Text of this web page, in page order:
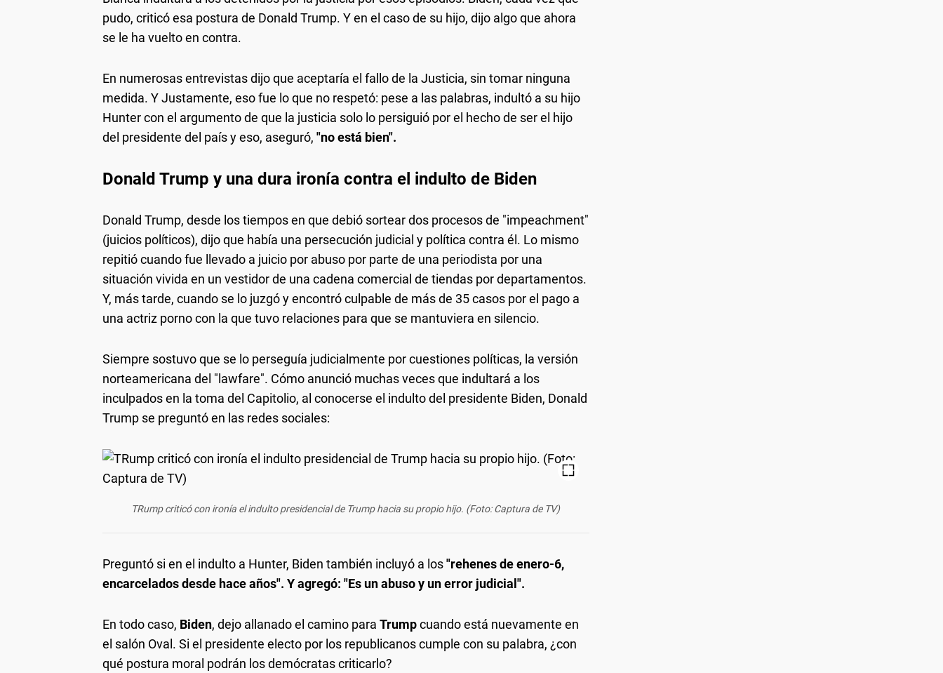
pudo, criticó esa postura de Donald Trump. Y en el caso de su hijo, dijo algo que ahora
se le ha vuelto en contra.
En numerosas entrevistas dijo que aceptaría el fallo de la Justicia, sin tomar ninguna
medida. Y Justamente, eso fue lo que no respetó: pese a las palabras, indultó a su hijo
Hunter con el argumento de que la justicia solo lo persiguió por el hecho de ser el hijo
del presidente del país y eso, aseguró, "no está bien".
Donald Trump y una dura ironía contra el indulto de Biden
Donald Trump, desde los tiempos en que debió sortear dos procesos de "impeachment"
(juicios políticos), dijo que había una persecución judicial y política contra él. Lo mismo
repitió cuando fue llevado a juicio por abuso por parte de una periodista por una
situación vivida en un vestidor de una cadena comercial de tiendas por departamentos.
Y, más tarde, cuando se lo juzgó y encontró culpable de más de 35 casos por el pago a
una actriz porno con la que tuvo relaciones para que se mantuviera en silencio.
Siempre sostuvo que se lo perseguía judicialmente por cuestiones políticas, la versión
norteamericana del "lawfare". Cómo anunció muchas veces que indultará a los
inculpados en la toma del Capitolio, al conocerse el indulto del presidente Biden, Donald
Trump se preguntó en las redes sociales:
TRump criticó con ironía el indulto presidencial de Trump hacia su propio hijo. (Foto: Captura de TV)
Preguntó si en el indulto a Hunter, Biden también incluyó a los"rehenes de enero-6,
encarcelados desde hace años". Y agregó: "Es un abuso y un error judicial".
En todo caso, Biden, dejo allanado el camino para Trumpcuando está nuevamente en
el salón Oval. Si el presidente electo por los republicanos cumple con su palabra, ¿con
qué postura moral podrán los demócratas criticarlo?